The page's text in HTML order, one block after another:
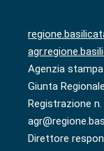
Agenzia
Giunta
Registrazione
Direttore